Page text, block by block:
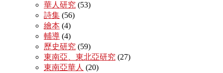
華人研究 (53)
詩集 (56)
繪本 (4)
輔導 (4)
歷史研究 (59)
東南亞、東北亞研究 (27)
東南亞華人 (20)